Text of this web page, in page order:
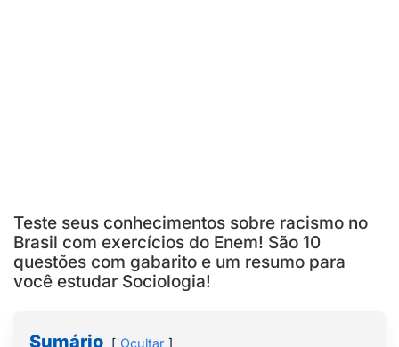
Teste seus conhecimentos sobre racismo no
Brasil com exercícios do Enem! São 10
questões com gabarito e um resumo para
você estudar Sociologia!
Sumário Ocultar